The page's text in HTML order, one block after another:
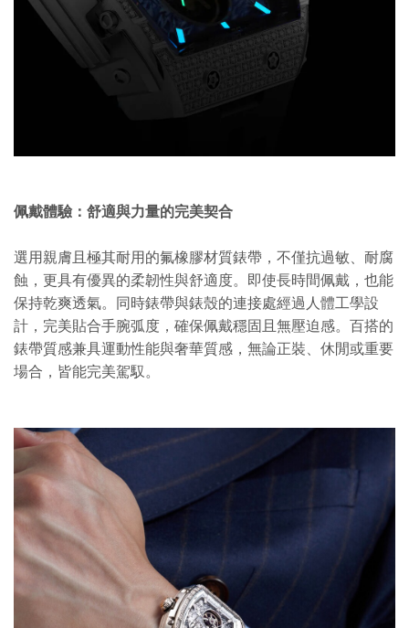
佩戴體驗：舒適與力量的完美契合
選用親膚且極其耐用的氟橡膠材質錶帶，不僅抗過敏、耐腐
蝕，更具有優異的柔韌性與舒適度。即使長時間佩戴，也能
保持乾爽透氣。同時錶帶與錶殼的連接處經過人體工學設
計，完美貼合手腕弧度，確保佩戴穩固且無壓迫感。百搭的
錶帶質感兼具運動性能與奢華質感，無論正裝、休閒或重要
場合，皆能完美駕馭。